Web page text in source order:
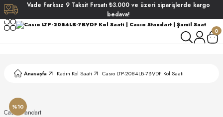
Vade Farksız 9 Taksit Fırsatı ₺3.000 ve üzeri siparişlerde kargo
bedava!
0
Anasayfa Kadın Kol Saati Casıo LTP-2084LB-7BVDF Kol Saati
%10
Casıo Standart